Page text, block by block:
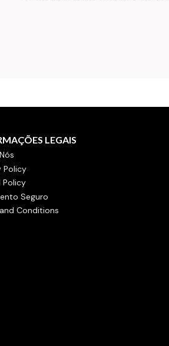
LEGAIS
Policy
Policy
Seguro
Conditions